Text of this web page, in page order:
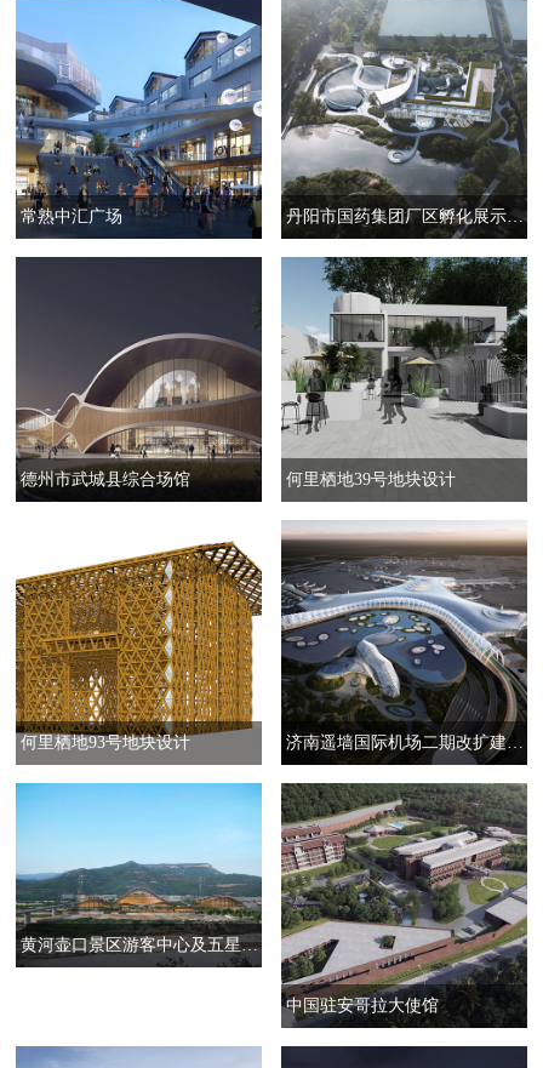
常熟中汇广场 丹阳市国药集团厂区孵化展示中心改造项目
德州市武城县综合场馆 何里栖地39号地块设计
何里栖地93号地块设计 济南遥墙国际机场二期改扩建工程
黄河壶口景区游客中心及五星级酒店
中国驻安哥拉大使馆